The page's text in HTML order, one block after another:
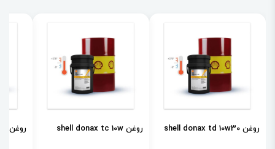
روغن shell donax td 10w30 روغن shell donax tc 10w روغن shell donax td 85w